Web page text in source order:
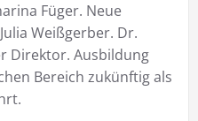
Füger. Neue
Weißgerber. Dr.
Direktor. Ausbildung
Bereich zukünftig als